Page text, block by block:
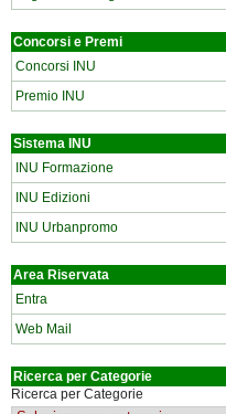
Concorsi e Premi
Concorsi INU
Premio INU
Sistema INU
INU Formazione
INU Edizioni
INU Urbanpromo
Area Riservata
Entra
Web Mail
Ricerca per Categorie
Ricerca per Categorie